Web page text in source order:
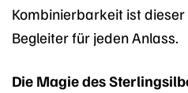
Kombinierbarkeit ist dieser
Begleiter für jeden Anlass.
Die Magie des